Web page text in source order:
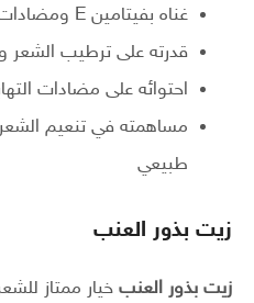
غناه بفيتامين E ومضادات الأكسدة
قدرته على ترطيب الشعر
احتوائه على مضادات
مساهمته في تنعيم
طبيعي
زيت بذور العنب
زيت بذور العنب خيار ممتاز